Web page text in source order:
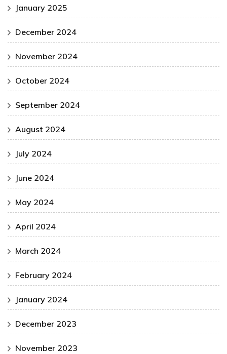
January 2025
December 2024
November 2024
October 2024
September 2024
August 2024
July 2024
June 2024
May 2024
April 2024
March 2024
February 2024
January 2024
December 2023
November 2023